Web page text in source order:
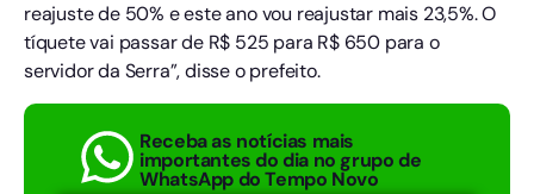
reajuste de 50% e este ano vou reajustar mais 23,5%. O
tíquete vai passar de R$ 525 para R$ 650 para o
servidor da Serra”, disse o prefeito.
Receba as notícias mais
importantes do dia no grupo de
WhatsApp do Tempo Novo